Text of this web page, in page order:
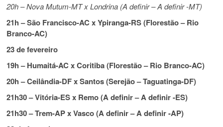
20h – Nova Mutum-MT x Londrina (A definir – A definir -MT)
21h – São Francisco-AC x Ypiranga-RS (Florestão – Rio
Branco-AC)
23 de fevereiro
19h – Humaitá-AC x Coritiba (Florestão – Rio Branco-AC)
20h – Ceilândia-DF x Santos (Serejão – Taguatinga-DF)
21h30 – Vitória-ES x Remo (A definir – A definir -ES)
21h30 – Trem-AP x Vasco (A definir – A definir -AP)